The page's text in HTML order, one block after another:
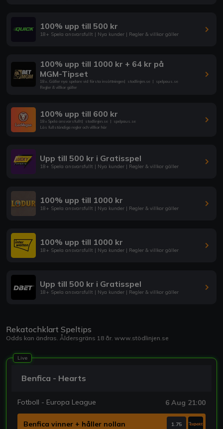
100% upp till 500 kr
18+ Spela ansvarsfullt | Nya kunder | Regler & villkor gäller
100% upp till 1000 kr + 64 kr på
MGM-Tipset
18+. Gäller nya spelare vid första insättningen| stodlinjen.se | spelpaus.se
Regler & villkor gäller
100% upp till 600 kr
18+ Spela ansvarsfullt| stodlinjen.se | spelpaus.se
Läs fullständiga regler och villkor här
Upp till 500 kr i Gratisspel
18+ Spela ansvarsfullt | Nya kunder | Regler & villkor gäller
100% upp till 1000 kr
18+ Spela ansvarsfullt | Nya kunder | Regler & villkor gäller
100% upp till 1000 kr
18+ Spela ansvarsfullt | Nya kunder | Regler & villkor gäller
Upp till 500 kr i Gratisspel
18+ Spela ansvarsfullt | Nya kunder | Regler & villkor gäller
Rekatochklart Speltips
Odds kan ändras. Åldersgräns 18 år. www.stödlinjen.se
Live
Benfica - Hearts
Fotboll - Europa League 6 Aug 21:00
Benfica vinner + håller nollan 1.75